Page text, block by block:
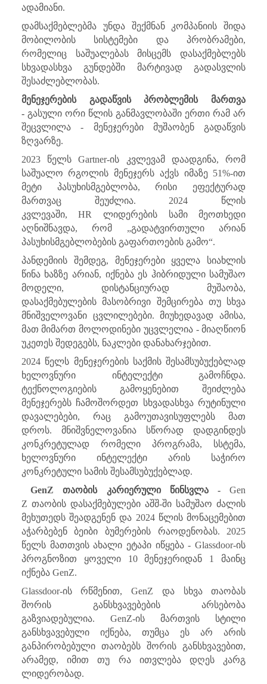
ადამიანი.
დამსაქმებლებმა უნდა შექმნან კომპანიის შიდა
მობილობის სისტემები და პრობრამები,
რომელიც საშუალებას მისცემს დასაქმებლებს
სხვადასხვა გუნდებში მარტივად გადასვლის
შესაძლებლობას.
მენეჯერების გადაწვის პრობლემის მართვა
- გასული ორი წლის განმავლობაში ერთი რამ არ
შეცვლილა - მენეჯერები მუშაობენ გადაწვის
ზღვარზე.
2023 წელსGartner-ის კვლევამ დაადგინა, რომ
საშუალო რგოლის მენეჯერს აქვს იმაზე 51%-ით
მეტი პასუხისმგებლობა, რისი ეფექტურად
მართვაც შეუძლია. 2024 წლის
კვლევაში,HR
ლიდერების სამი მეოთხედი
აღნიშნავდა, რომ „გადატვირთული არიან
პასუხისმგებლობების გაფართოების გამო“.
პანდემიის შემდეგ, მენეჯერები ყველა სიახლის
წინა ხაზზე არიან, იქნება ეს ჰიბრიდული სამუშაო
მოდელი, დისტანციურად მუშაობა,
დასაქმებულების მასობრივი შემცირება თუ სხვა
მნიშველოვანი ცვლილებები. მიუხედავად ამისა,
მათ მიმართ მოლოდინები უცვლელია - მიაღწიონ
უკეთეს შედეგებს, ნაკლები დანახარჯებით.
2024 წელს მენეჯერების საქმის შესამსუბუქებლად
ხელოვნური ინტელექტი გამოჩნდა.
ტექნოლოგიების გამოყენებით შეიძლება
მენეჯერებს ჩამოშორდეთ სხვადასხვა რუტინული
დავალებები, რაც გამოუთავისუფლებს მათ
დროს. მნიშვნელოვანია სწორად დადგინდეს
კონკრეტულად რომელი პროგრამა, სსტემა,
ხელოვნური ინტელექტი არის საჭირო
კონკრეტული სამის შესამსუბუქებლად.
GenZთაობის კარიერული წინსვლა -Gen
Z თაობის დასაქმებულები აშშ-ში სამუშაო ძალის
მეხუთედს შეადგენენ და 2024 წლის მონაცემებით
აჭარბებენ ბეიბი ბუმერების რაოდენობას. 2025
წელს მათთვის ახალი ეტაპი იწყება -Glassdoor-ის
პროგნოზით ყოველი 10 მენეჯერიდან 1 მაინც
იქნება GenZ.
Glassdoor-ის რწმენით,GenZ და სხვა თაობას
შორის განსხვავებების არსებობა
გაზვიადებულია. GenZ-ის მართვის სტილი
განსხვავებული იქნება, თუმცა ეს არ არის
განპირობებული თაობებს შორის განსხვავებით,
არამედ, იმით თუ რა ითვლება დღეს კარგ
ლიდერობად.